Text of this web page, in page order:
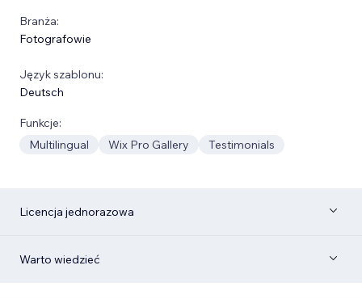
Branża:
Fotografowie
Język szablonu:
Deutsch
Funkcje:
Multilingual
Wix Pro Gallery Testimonials
Licencja jednorazowa
Warto wiedzieć